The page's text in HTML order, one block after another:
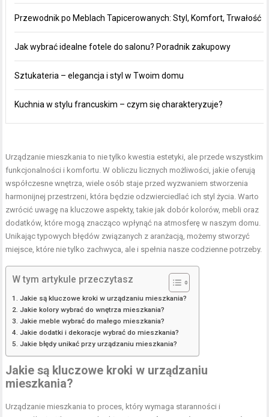
Przewodnik po Meblach Tapicerowanych: Styl, Komfort, Trwałość
Jak wybrać idealne fotele do salonu? Poradnik zakupowy
Sztukateria – elegancja i styl w Twoim domu
Kuchnia w stylu francuskim – czym się charakteryzuje?
Urządzanie mieszkania to nie tylko kwestia estetyki, ale przede wszystkim
funkcjonalności i komfortu. W obliczu licznych możliwości, jakie oferują
współczesne wnętrza, wiele osób staje przed wyzwaniem stworzenia
harmonijnej przestrzeni, która będzie odzwierciedlać ich styl życia. Warto
zwrócić uwagę na kluczowe aspekty, takie jak dobór kolorów, mebli oraz
dodatków, które mogą znacząco wpłynąć na atmosferę w naszym domu.
Unikając typowych błędów związanych z aranżacją, możemy stworzyć
miejsce, które nie tylko zachwyca, ale i spełnia nasze codzienne potrzeby.
W tym artykule przeczytasz
Jakie są kluczowe kroki w urządzaniu mieszkania?
Jakie kolory wybrać do wnętrza mieszkania?
Jakie meble wybrać do małego mieszkania?
Jakie dodatki i dekoracje wybrać do mieszkania?
Jakie błędy unikać przy urządzaniu mieszkania?
Jakie są kluczowe kroki w urządzaniu
mieszkania?
Urządzanie mieszkania to proces, który wymaga staranności i